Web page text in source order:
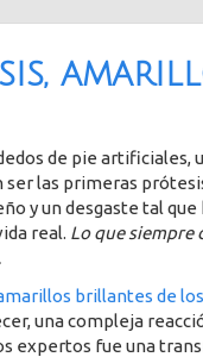
de pie artificiales,
las primeras
y un desgaste tal que
real. Lo que siempre
brillantes de
una compleja
expertos fue una